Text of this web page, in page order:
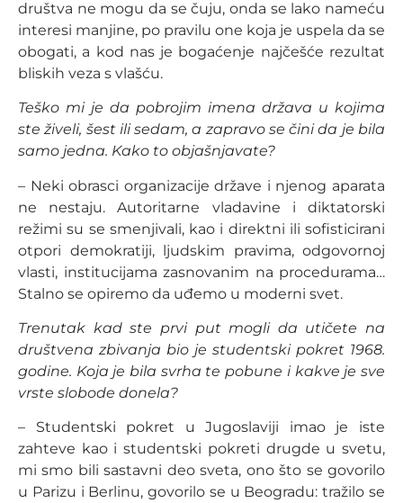
društva ne mogu da se čuju, onda se lako nameću
interesi manjine, po pravilu one koja je uspela da se
obogati, a kod nas je bogaćenje najčešće rezultat
bliskih veza s vlašću.
Teško mi je da pobrojim imena država u kojima
ste živeli, šest ili sedam, a zapravo se čini da je bila
samo jedna. Kako to objašnjavate?
– Neki obrasci organizacije države i njenog aparata
ne nestaju. Autoritarne vladavine i diktatorski
režimi su se smenjivali, kao i direktni ili sofisticirani
otpori demokratiji, ljudskim pravima, odgovornoj
vlasti, institucijama zasnovanim na procedurama…
Stalno se opiremo da uđemo u moderni svet.
Trenutak kad ste prvi put mogli da utičete na
društvena zbivanja bio je studentski pokret 1968.
godine. Koja je bila svrha te pobune i kakve je sve
vrste slobode donela?
– Studentski pokret u Jugoslaviji imao je iste
zahteve kao i studentski pokreti drugde u svetu,
mi smo bili sastavni deo sveta, ono što se govorilo
u Parizu i Berlinu, govorilo se u Beogradu: tražilo se